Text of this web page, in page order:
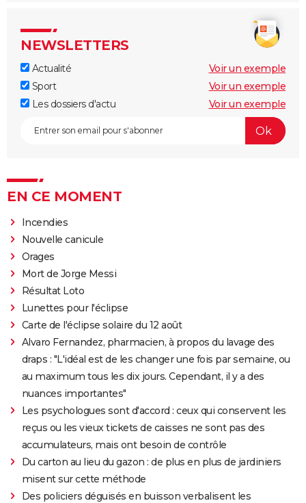
NEWSLETTERS
Actualité
Voir un exemple
Sport
Voir un exemple
Les dossiers d'actu
Voir un exemple
EN CE MOMENT
Incendies
Nouvelle canicule
Orages
Mort de Jorge Messi
Résultat Loto
Lunettes pour l'éclipse
Carte de l'éclipse solaire du 12 août
Alvaro Fernandez, pharmacien, à propos du lavage des
draps : "L'idéal est de les changer une fois par semaine, ou
au maximum tous les dix jours. Cependant, il y a des
nuances importantes"
Les psychologues sont d'accord : ceux qui conservent les
reçus ou les vieux tickets de caisses ne sont pas des
accumulateurs, mais ont besoin de contrôle
Du carton au lieu du gazon : de plus en plus de jardiniers
misent sur cette méthode
Des policiers déguisés en buisson verbalisent les